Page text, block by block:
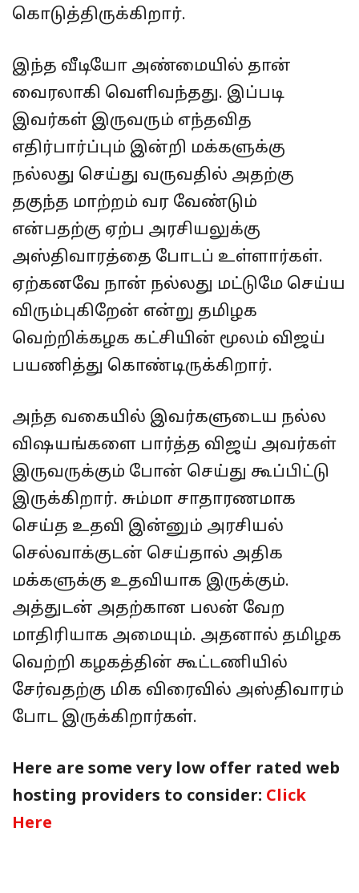
கொடுத்திருக்கிறார்.
இந்த வீடியோ அண்மையில் தான்
வைரலாகி வெளிவந்தது. இப்படி
இவர்கள் இருவரும் எந்தவித
எதிர்பார்ப்பும் இன்றி மக்களுக்கு
நல்லது செய்து வருவதில் அதற்கு
தகுந்த மாற்றம் வர வேண்டும்
என்பதற்கு ஏற்ப அரசியலுக்கு
அஸ்திவாரத்தை போடப் உள்ளார்கள்.
ஏற்கனவே நான் நல்லது மட்டுமே செய்ய
விரும்புகிறேன் என்று தமிழக
வெற்றிக்கழக கட்சியின் மூலம் விஜய்
பயணித்து கொண்டிருக்கிறார்.
அந்த வகையில் இவர்களுடைய நல்ல
விஷயங்களை பார்த்த விஜய் அவர்கள்
இருவருக்கும் போன் செய்து கூப்பிட்டு
இருக்கிறார். சும்மா சாதாரணமாக
செய்த உதவி இன்னும் அரசியல்
செல்வாக்குடன் செய்தால் அதிக
மக்களுக்கு உதவியாக இருக்கும்.
அத்துடன் அதற்கான பலன் வேற
மாதிரியாக அமையும். அதனால் தமிழக
வெற்றி கழகத்தின் கூட்டணியில்
சேர்வதற்கு மிக விரைவில் அஸ்திவாரம்
போட இருக்கிறார்கள்.
Here are some very low offer rated web
hosting providers to consider: Click
Here